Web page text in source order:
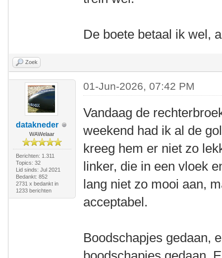
De boete betaal ik wel,
Zoek
datakneder
WAWelaar
Berichten: 1.311
Topics: 32
Lid sinds: Jul 2021
Bedankt: 852
2731 x bedankt in
1233 berichten
01-Jun-2026, 07:42 PM
Vandaag de
weekend had ik al de
kreeg hem er niet zo
linker, die in een vloek
lang niet zo mooi aan,
acceptabel.
Boodschapjes gedaan,